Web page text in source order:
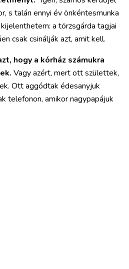
s talán ennyi év önkéntesmunka
a törzsgárda tagjai
csak csinálják azt, amit kell.
hogy a kórház számukra
Vagy azért, mert ott születtek,
Ott aggódtak édesanyjuk
telefonon, amikor nagypapájuk